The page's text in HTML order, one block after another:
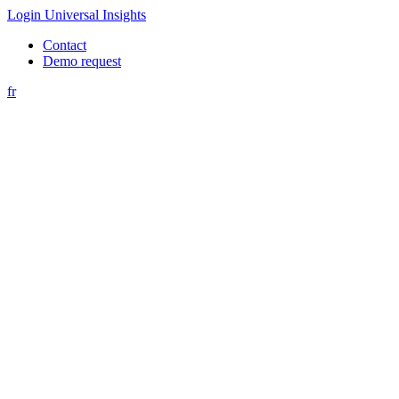
Login Universal Insights
Contact
Demo request
fr